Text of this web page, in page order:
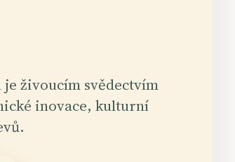
živoucím svědectvím
inovace, kulturní